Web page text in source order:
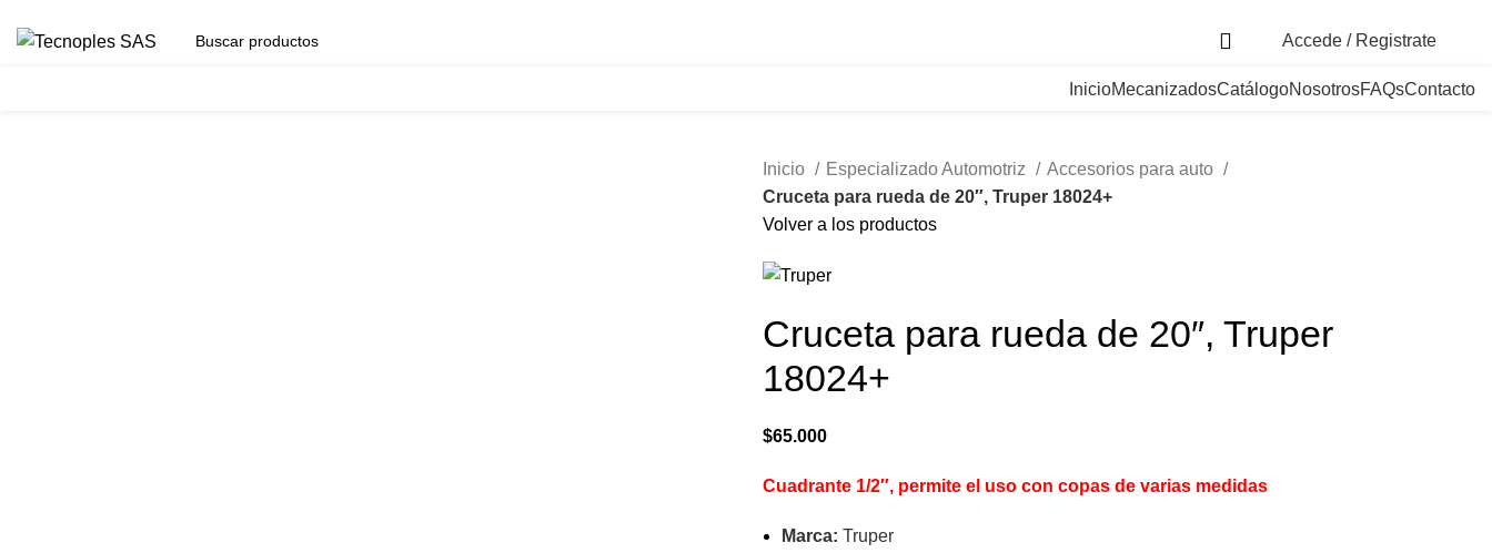
Accede / Registrate
InicioMecanizadosCatálogoNosotrosFAQsContacto
Inicio Especializado Automotriz
Accesorios para auto
Cruceta para rueda de 20″, Truper 18024+
Volver a los productos
Cruceta para rueda de 20″, Truper
18024+
$65.000
Cuadrante 1/2″, permite el uso con copas de varias medidas
Marca: Truper